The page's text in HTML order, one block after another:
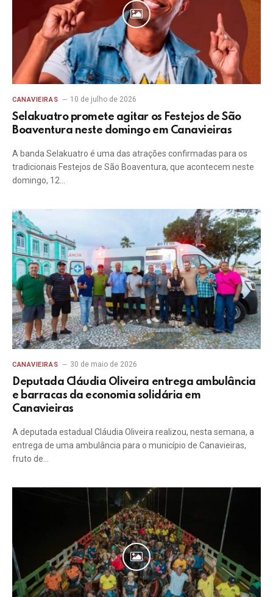
CANAVIEIRAS 10 de julho de 2026
Selakuatro promete agitar os Festejos de São
Boaventura neste domingo em Canavieiras
A banda Selakuatro é uma das atrações confirmadas para os
tradicionais Festejos de São Boaventura, que acontecem neste
domingo, 12…
CANAVIEIRAS 30 de maio de 2026
Deputada Cláudia Oliveira entrega ambulância
e barracas da economia solidária em
Canavieiras
A deputada estadual Cláudia Oliveira realizou, nesta semana, a
entrega de uma ambulância para o município de Canavieiras,
fruto de…